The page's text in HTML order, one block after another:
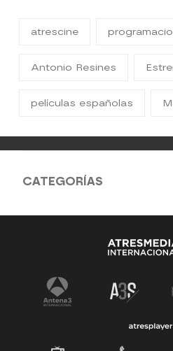
atrescine
Antonio Resines
películas españolas
CATEGORÍAS
Nuestros destacados
Toda la programación de